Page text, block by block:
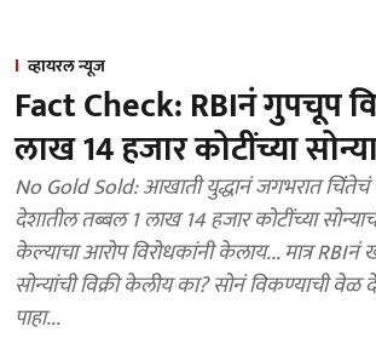
व्हायरल न्यूज
Fact Check: RBIनं गुपचूप
लाख 14 हजार कोटींच्या
No Gold Sold: आखाती युद्धानं जगभरात चिंतेचं
देशातील तब्बल 1 लाख 14 हजार कोटींच्या
केल्याचा आरोप विरोधकांनी केलाय... मात्र
सोन्यांची विक्री केलीय का? सोनं विकण्याची वेळ देशावर आलीये का?
पाहा...